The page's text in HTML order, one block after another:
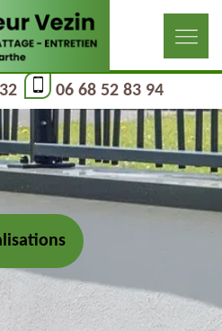
06 68 52 83 94